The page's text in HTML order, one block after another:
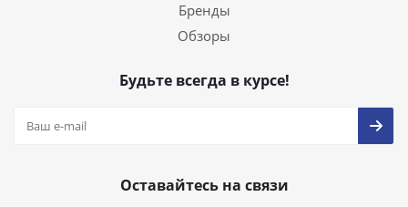
Бренды
Обзоры
Будьте всегда в курсе!
Оставайтесь на связи